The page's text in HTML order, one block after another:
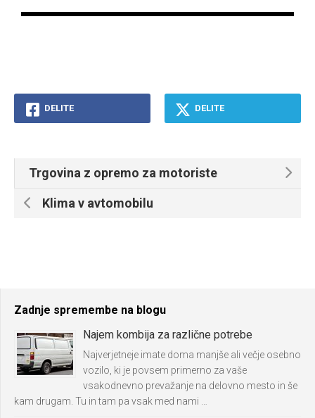
DELITE DELITE
Trgovina z opremo za motoriste
Klima v avtomobilu
Zadnje spremembe na blogu
Najem kombija za različne potrebe
Najverjetneje imate doma manjše ali večje osebno
vozilo, ki je povsem primerno za vaše
vsakodnevno prevažanje na delovno mesto in še
kam drugam. Tu in tam pa vsak med nami …